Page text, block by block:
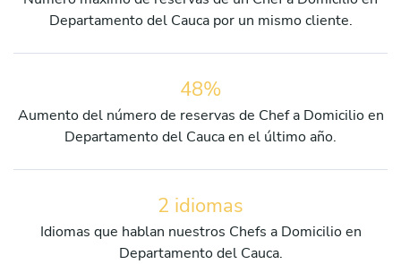
Departamento del Cauca por un mismo cliente.
48%
Aumento del número de reservas de Chef a Domicilio en
Departamento del Cauca en el último año.
2 idiomas
Idiomas que hablan nuestros Chefs a Domicilio en
Departamento del Cauca.